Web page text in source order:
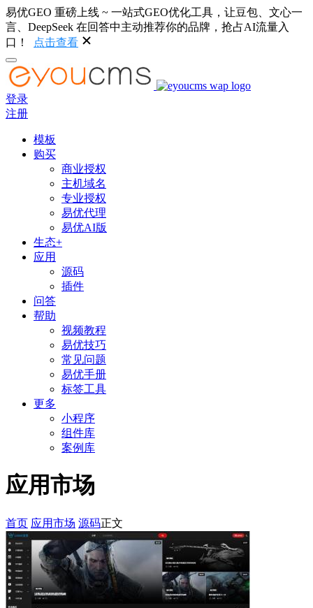
易优GEO 重磅上线 ~ 一站式GEO优化工具，让豆包、文心一
言、DeepSeek 在回答中主动推荐你的品牌，抢占AI流量入
口！
点击查看
登录
注册
模板
购买
商业授权
主机域名
专业授权
易优代理
易优AI版
生态+
应用
源码
插件
问答
帮助
视频教程
易优技巧
常见问题
易优手册
标签工具
更多
小程序
组件库
案例库
应用市场
首页 应用市场 源码正文